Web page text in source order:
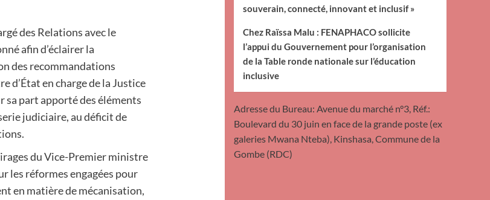
des Relations avec le
afin d’éclairer la
des recommandations
d’État en charge de la Justice
sa part apporté des éléments
judiciaire, au déficit de
du Vice-Premier ministre
les réformes engagées pour
en matière de mécanisation,
souverain, connecté, innovant et inclusif »
Chez Raïssa Malu : FENAPHACO sollicite
l’appui du Gouvernement pour l’organisation
de la Table ronde nationale sur l’éducation
inclusive
Adresse du Bureau: Avenue du marché n°3, Réf.:
Boulevard du 30 juin en face de la grande poste (ex
galeries Mwana Nteba), Kinshasa, Commune de la
Gombe (RDC)